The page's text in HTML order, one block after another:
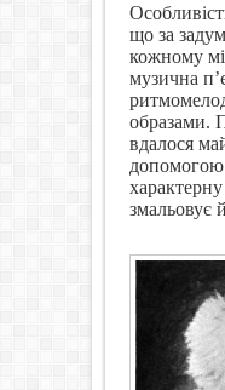
що за
кожному
музична
образами.
вдалося
допомогою
змальовує